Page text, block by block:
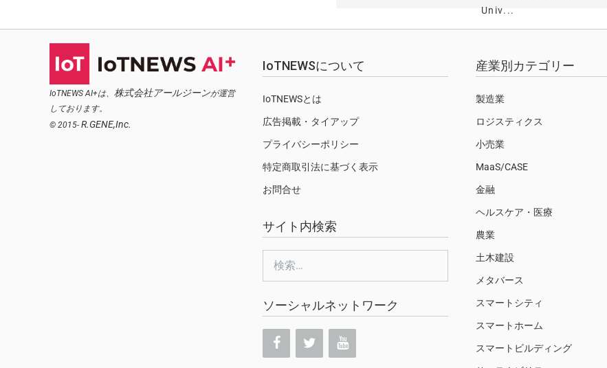
Univ...
IoTNEWS AI+は、 株式会社アールジーンが運営
しております。
© 2015- R.GENE,Inc.
IoTNEWSについて
IoTNEWSとは
広告掲載・タイアップ
プライバシーポリシー
特定商取引法に基づく表示
お問合せ
サイト内検索
索:
ソーシャルネットワーク
産業別カテゴリー
製造業
ロジスティクス
小売業
MaaS/CASE
金融
ヘルスケア・医療
農業
土木建設
メタバース
スマートシティ
スマートホーム
スマートビルディング